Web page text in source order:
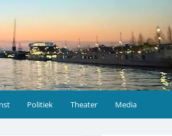
Politiek Theater Media